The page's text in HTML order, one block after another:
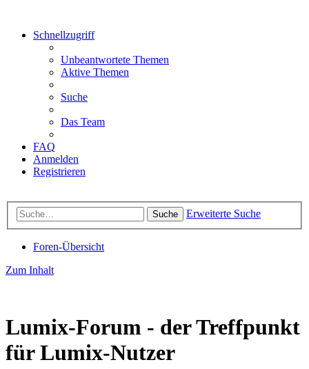
Schnellzugriff
Unbeantwortete Themen
Aktive Themen
Suche
Das Team
FAQ
Anmelden
Registrieren
Suche Erweiterte Suche
Foren-Übersicht
Zum Inhalt
Lumix-Forum - der Treffpunkt
für Lumix-Nutzer